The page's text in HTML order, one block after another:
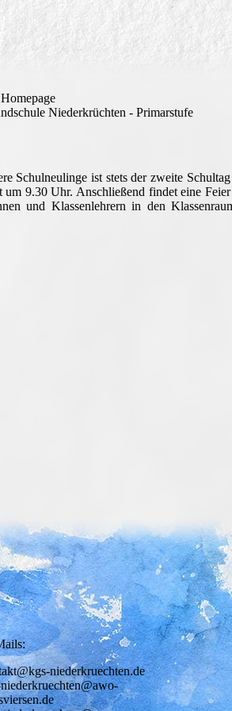
Niederkrüchten - Primarstufe
Schulneulinge ist stets der zweite
9.30 Uhr. Anschließend findet eine
und Klassenlehrern in den
niederkruechten.de